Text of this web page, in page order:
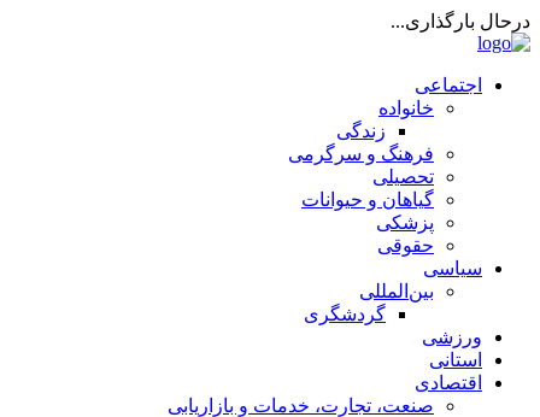
درحال بارگذاری...
اجتماعی
خانواده
زندگی
فرهنگ و سرگرمی
تحصیلی
گیاهان و حیوانات
پزشکی
حقوقی
سیاسی
بین‌المللی
گردشگری
ورزشی
استانی
اقتصادی
صنعت، تجارت، خدمات و بازاریابی